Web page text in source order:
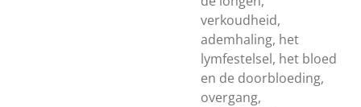
verkoudheid,
ademhaling, het
lymfestelsel, het bloed
en de doorbloeding,
overgang,